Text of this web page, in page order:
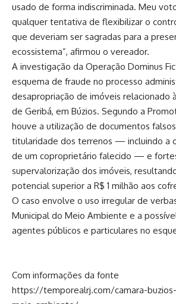
usado de forma indiscriminada. Meu
qualquer tentativa de flexibilizar o
que deveriam ser sagradas para a
ecossistema”, afirmou o vereador.
A investigação da Operação Dominus
esquema de fraude no processo
desapropriação de imóveis relacionado
de Geribá, em Búzios. Segundo a
houve a utilização de documentos
titularidade dos terrenos — incluindo a
de um coproprietário falecido — e
supervalorização dos imóveis,
potencial superior a R$ 1 milhão aos
O caso envolve o uso irregular de
Municipal do Meio Ambiente e a
agentes públicos e particulares no
Com informações da fonte
https://temporealrj.com/camara-